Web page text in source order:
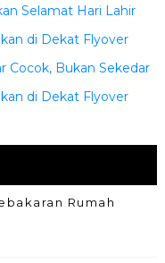
Selamat Hari Lahir
di Dekat Flyover
Cocok, Bukan Sekedar
di Dekat Flyover
Rumah